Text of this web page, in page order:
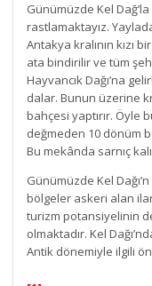
Günümüzde Kel
rastlamaktayız.
Antakya kralının kızı
ata bindirilir ve tüm
Hayvancık Dağı’na
dalar. Bunun üzerine
bahçesi yaptırır. Öyle
değmeden 10 dönüm
Bu mekânda sarnıç
Günümüzde Kel
bölgeler askeri alan
turizm potansiyelinin
olmaktadır. Kel
Antik dönemiyle ilgili